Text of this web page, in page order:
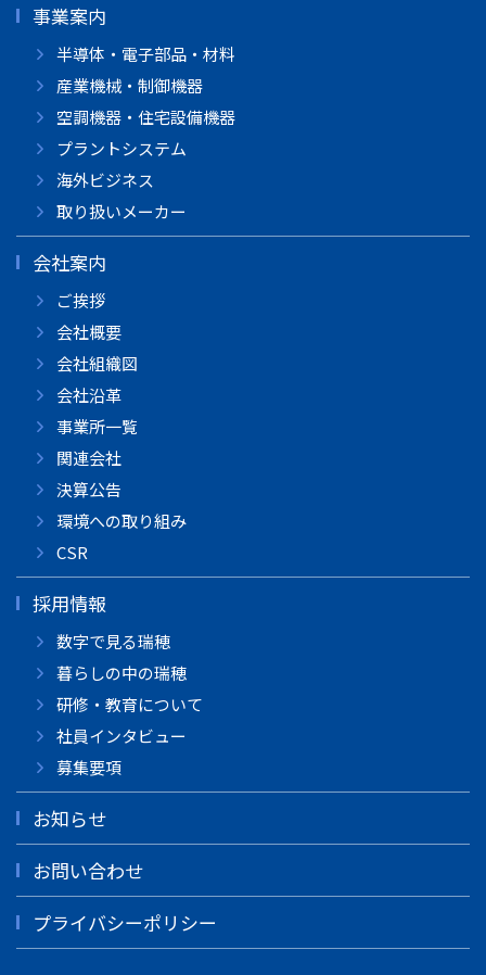
事業案内
半導体・電子部品・材料
産業機械・制御機器
空調機器・住宅設備機器
プラントシステム
海外ビジネス
取り扱いメーカー
会社案内
ご挨拶
会社概要
会社組織図
会社沿革
事業所一覧
関連会社
決算公告
環境への取り組み
CSR
採用情報
数字で見る瑞穂
暮らしの中の瑞穂
研修・教育について
社員インタビュー
募集要項
お知らせ
お問い合わせ
プライバシーポリシー